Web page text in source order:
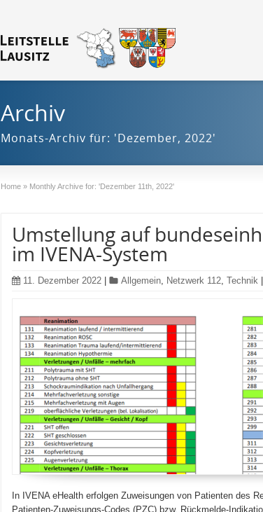
Archiv
Monats-Archiv für: 'Dezember, 2022'
Home » Monthly Archive for: 'Dezember 11th, 2022'
Umstellung auf
im IVENA-System
11. Dezember 2022 Allgemein, Netzwerk 112, Technik
In IVENA eHealth erfolgen Zuweisungen von Patienten des
Patienten-Zuweisungs-Codes (PZC) bzw. Rückmelde-